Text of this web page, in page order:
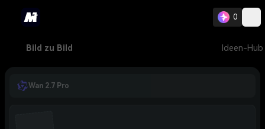
0
Bild zu Bild Ideen-Hub
Wan 2.7 Pro